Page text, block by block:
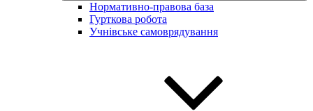
Нормативно-правова база
Гурткова робота
Учнівське самоврядування